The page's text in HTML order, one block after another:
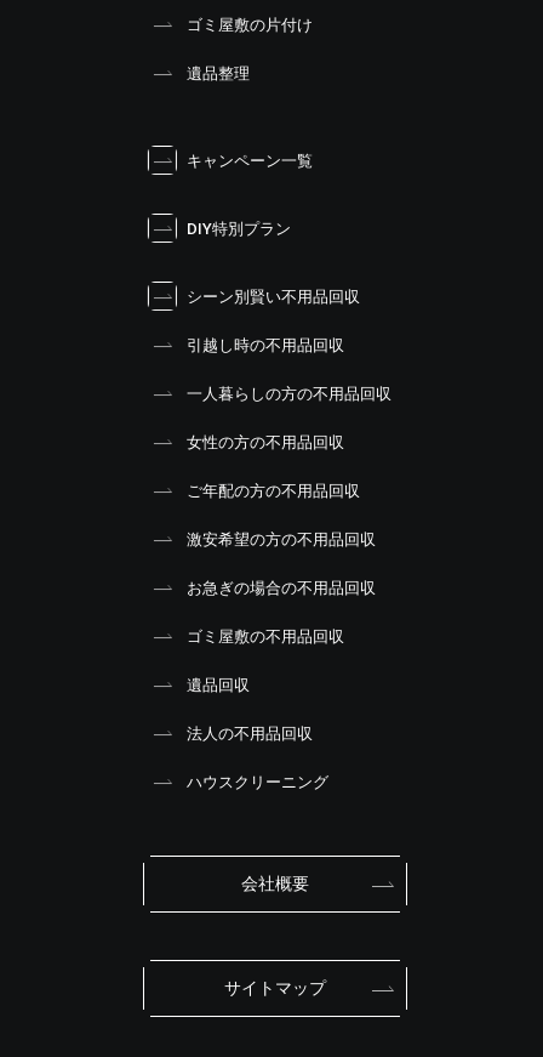
ゴミ屋敷の片付け
遺品整理
キャンペーン一覧
DIY特別プラン
シーン別賢い不用品回収
引越し時の不用品回収
一人暮らしの方の不用品回収
女性の方の不用品回収
ご年配の方の不用品回収
激安希望の方の不用品回収
お急ぎの場合の不用品回収
ゴミ屋敷の不用品回収
遺品回収
法人の不用品回収
ハウスクリーニング
会社概要
サイトマップ